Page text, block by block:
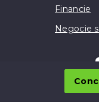
Financie
Negocie